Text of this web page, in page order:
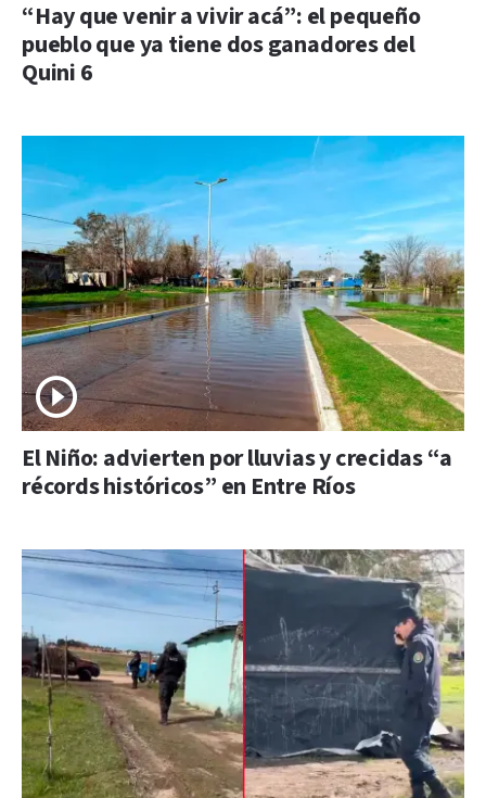
“Hay que venir a vivir acá”: el pequeño
pueblo que ya tiene dos ganadores del
Quini 6
El Niño: advierten por lluvias y crecidas “a
récords históricos” en Entre Ríos